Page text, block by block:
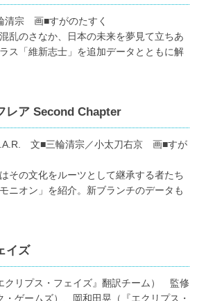
清宗 画■すがのたすく
乱のさなか、日本の未来を夢見て立ちあ
ス「維新志士」を追加データとともに解
レア Second Chapter
文■三輪清宗／小太刀右京 画■すが
その文化をルーツとして継承する者たち
ニオン」を紹介。新ブランチのデータも
イズ
クリプス・フェイズ』翻訳チーム） 監修
ゲームズ）、岡和田晃（『エクリプス・